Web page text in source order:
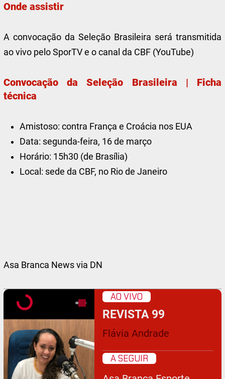
Onde assistir
A convocação da Seleção Brasileira será transmitida
ao vivo pelo SporTV e o canal da CBF (YouTube)
Convocação da Seleção Brasileira | Ficha
técnica
Amistoso: contra França e Croácia nos EUA
Data: segunda-feira, 16 de março
Horário: 15h30 (de Brasília)
Local: sede da CBF, no Rio de Janeiro
Asa Branca News via DN
AO VIVO
REVISTA 99
Flávia Andrade
A SEGUIR